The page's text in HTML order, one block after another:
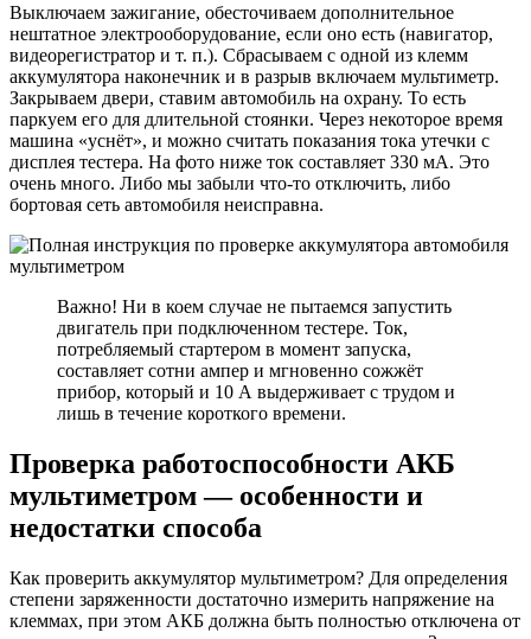
Выключаем зажигание, обесточиваем дополнительное
нештатное электрооборудование, если оно есть (навигатор,
видеорегистратор и т. п.). Сбрасываем с одной из клемм
аккумулятора наконечник и в разрыв включаем мультиметр.
Закрываем двери, ставим автомобиль на охрану. То есть
паркуем его для длительной стоянки. Через некоторое время
машина «уснёт», и можно считать показания тока утечки с
дисплея тестера. На фото ниже ток составляет 330 мА. Это
очень много. Либо мы забыли что-то отключить, либо
бортовая сеть автомобиля неисправна.
Важно! Ни в коем случае не пытаемся запустить
двигатель при подключенном тестере. Ток,
потребляемый стартером в момент запуска,
составляет сотни ампер и мгновенно сожжёт
прибор, который и 10 А выдерживает с трудом и
лишь в течение короткого времени.
Проверка работоспособности АКБ
мультиметром — особенности и
недостатки способа
Как проверить аккумулятор мультиметром? Для определения
степени заряженности достаточно измерить напряжение на
клеммах, при этом АКБ должна быть полностью отключена от